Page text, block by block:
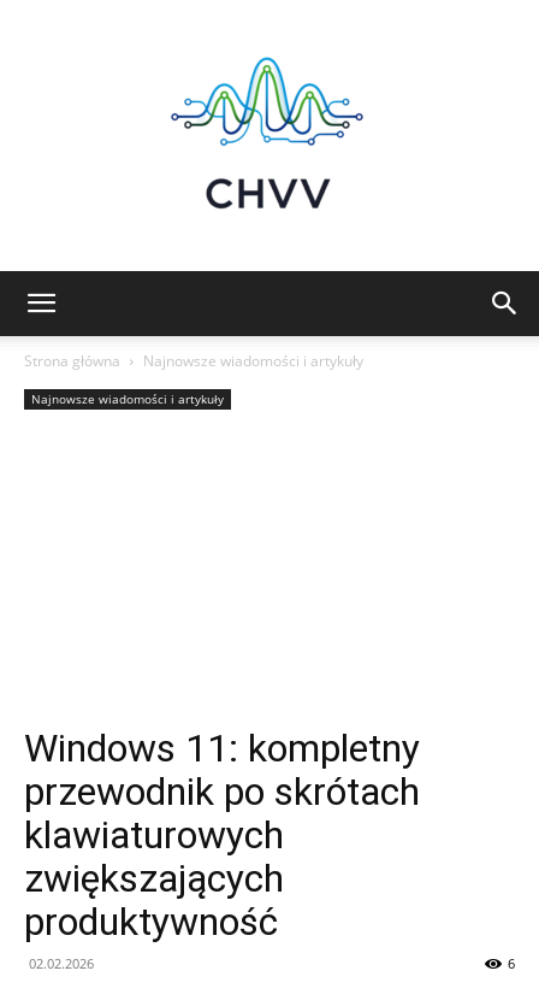
i
Analiza
Strona główna Najnowsze wiadomości i artykuły
Najnowsze wiadomości i artykuły
Windows 11: kompletny
przewodnik po skrótach
klawiaturowych
zwiększających
produktywność
02.02.2026 6